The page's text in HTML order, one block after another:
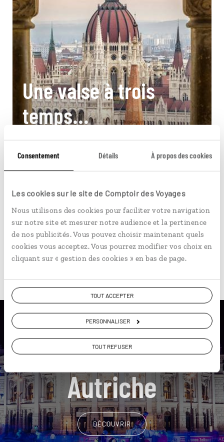
Consentement Détails À propos des cookies
Les cookies sur le site de Comptoir des Voyages
Nous utilisons des cookies pour faciliter votre navigation
sur notre site et mesurer notre audience et la pertinence
de nos publicités. Vous pouvez choisir maintenant quels
cookies vous acceptez. Vous pourrez modifier vos choix en
cliquant sur « gestion des cookies » en bas de page.
TOUT ACCEPTER
PERSONNALISER
TOUT REFUSER
Une valse à trois
temps...
Circuit en train en Europe centrale : Budapest,
8 jours / 7 nuits
Pour aller plus loin
Nos 12 idées de voyage
Autriche
DÉCOUVRIR